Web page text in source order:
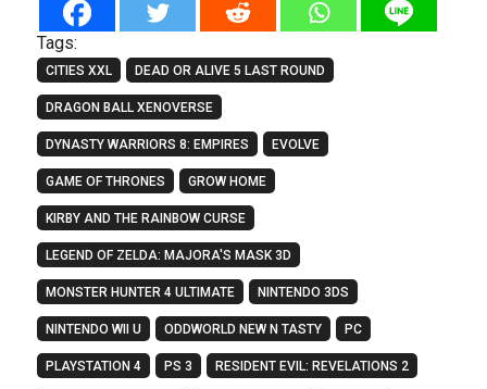
Tags:
CITIES XXL DEAD OR ALIVE 5 LAST ROUND
DRAGON BALL XENOVERSE
DYNASTY WARRIORS 8: EMPIRES EVOLVE
GAME OF THRONES GROW HOME
KIRBY AND THE RAINBOW CURSE
LEGEND OF ZELDA: MAJORA'S MASK 3D
MONSTER HUNTER 4 ULTIMATE NINTENDO 3DS
NINTENDO WII U ODDWORLD NEW N TASTY PC
PLAYSTATION 4 PS 3 RESIDENT EVIL: REVELATIONS 2